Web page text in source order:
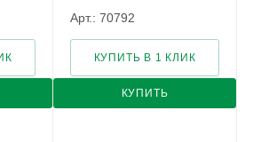
Арт.: 70792
КУПИТЬ
КУПИТЬ В 1 КЛИК